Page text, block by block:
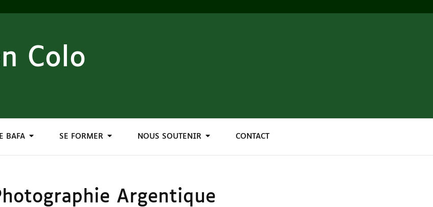
Colo
BAFA SE FORMER NOUS SOUTENIR CONTACT
Argentique